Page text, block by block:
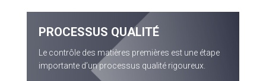
PROCESSUS QUALITÉ
Le contrôle des matières premières est une étape
importante d’un processus qualité rigoureux.